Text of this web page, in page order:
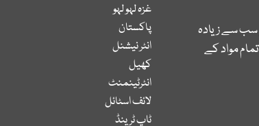
سب سے زیادہ
مواد کے
غزہ لہو لہو
پاکستان
انٹر نیشنل
کھیل
انٹرٹینمنٹ
لائف اسٹائل
ٹاپ ٹرینڈ